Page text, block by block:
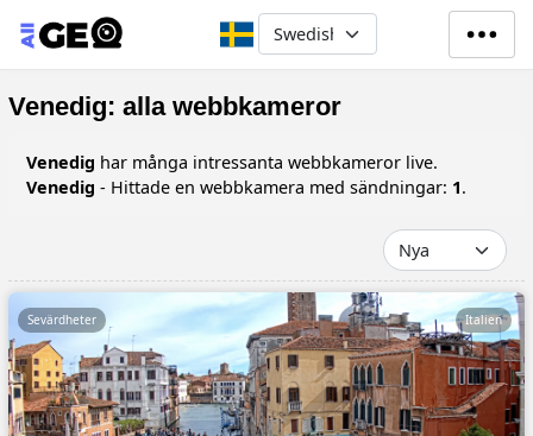
Hoppa till huvudinnehåll
Select your language
Venedig: alla webbkameror
Venedig har många intressanta webbkameror live.
Venedig - Hittade en webbkamera med sändningar: 1.
Sevärdheter Italien